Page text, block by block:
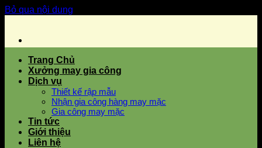
Bỏ qua nội dung
Trang Chủ
Xưởng may gia công
Dịch vụ
Thiết kế rập mẫu
Nhận gia công hàng may mặc
Gia công may mặc
Tin tức
Giới thiệu
Liên hệ